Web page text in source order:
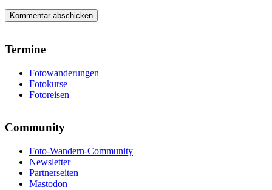
Termine
Fotowanderungen
Fotokurse
Fotoreisen
Community
Foto-Wandern-Community
Newsletter
Partnerseiten
Mastodon